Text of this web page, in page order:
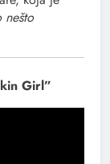
nešto
Girl”